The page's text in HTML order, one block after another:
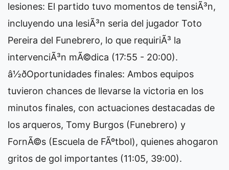
lesiones: El partido tuvo momentos de tensiÃ³n,
incluyendo una lesiÃ³n seria del jugador Toto
Pereira del Funebrero, lo que requiriÃ³ la
intervenciÃ³n mÃ©dica (17:55 - 20:00).
â½ðOportunidades finales: Ambos equipos
tuvieron chances de llevarse la victoria en los
minutos finales, con actuaciones destacadas de
los arqueros, Tomy Burgos (Funebrero) y
FornÃ©s (Escuela de FÃºtbol), quienes ahogaron
gritos de gol importantes (11:05, 39:00).